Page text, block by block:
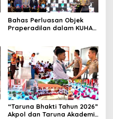
Bahas Perluasan Objek
Praperadilan dalam KUHAP
“Taruna Bhakti Tahun 2026”
Akpol dan Taruna Akademi